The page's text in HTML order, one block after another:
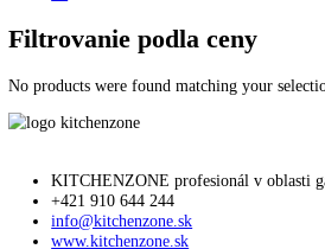
73
81,6
82
83
83,5
84